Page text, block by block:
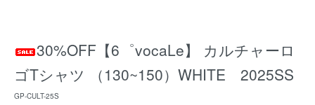
30%OFF【6゜vocaLe】 カルチャーロ
ゴTシャツ （130~150）WHITE 2025SS
GP-CULT-25S